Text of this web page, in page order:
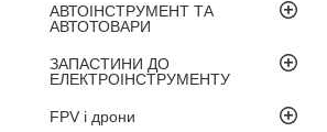
АВТОІНСТРУМЕНТ ТА
АВТОТОВАРИ
ЗАПАСТИНИ ДО
ЕЛЕКТРОІНСТРУМЕНТУ
FPV і дрони